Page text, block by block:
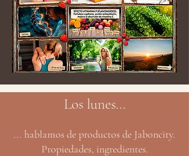
Los lunes...
... hablamos de productos de Jaboncity.
Propiedades, ingredientes.